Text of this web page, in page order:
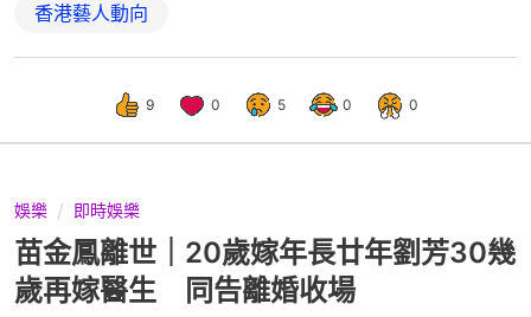
香港藝人動向
9 0 5 0 0
娛樂 即時娛樂
苗金鳳離世｜20歲嫁年長廿年劉芳30幾
歲再嫁醫生 同告離婚收場